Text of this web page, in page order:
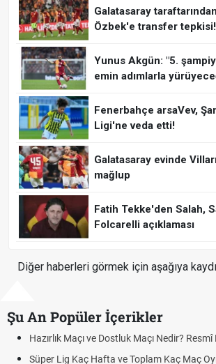
Galatasaray
Özbek'e transfer tepkisi!
Yunus Akgün: "5.
emin adımlarla
Fenerbahçe arsaVev,
Ligi'ne veda etti!
Galatasaray evinde
mağlup
Fatih Tekke'den Salah,
Folcarelli açıklaması
Diğer haberleri görmek için aşağıya
Şu An Popüler İçerikler
Farkları
Puan Durumunda AG, OM ve
Skor Ne Demek? Sporda Skor